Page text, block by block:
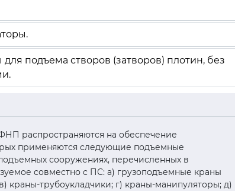
подъема створов (затворов) плотин, без
распространяются на обеспечение
применяются следующие подъемные
сооружениях, перечисленных в
совместно с ПС: а) грузоподъемные краны
краны-трубоукладчики; г) краны-манипуляторы; д)